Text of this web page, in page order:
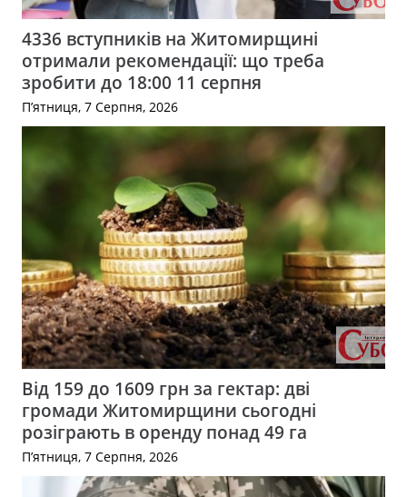
4336 вступників на Житомирщині
отримали рекомендації: що треба
зробити до 18:00 11 серпня
П’ятниця, 7 Серпня, 2026
Від 159 до 1609 грн за гектар: дві
громади Житомирщини сьогодні
розіграють в оренду понад 49 га
П’ятниця, 7 Серпня, 2026